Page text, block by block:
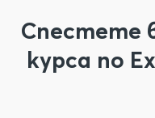
Спестете
курса по